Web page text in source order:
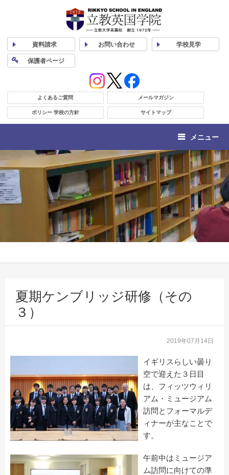
資料請求 お問い合わせ 学校見学
保護者ページ
よくあるご質問 メールマガジン
ポリシー 学校の方針 サイトマップ
メニュー
夏期ケンブリッジ研修（その
３）
2019年07月14日
イギリスらしい曇り
空で迎えた３日目
は、フィッツウィリ
アム・ミュージアム
訪問とフォーマルデ
ィナーが主なことで
す。
午前中はミュージア
ム訪問に向けての準